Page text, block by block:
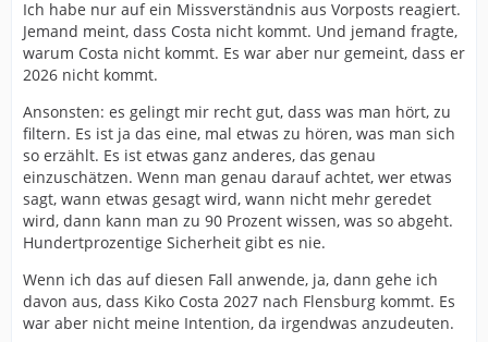
Ich habe nur auf ein Missverständnis aus Vorposts reagiert.
Jemand meint, dass Costa nicht kommt. Und jemand fragte,
warum Costa nicht kommt. Es war aber nur gemeint, dass er
2026 nicht kommt.
Ansonsten: es gelingt mir recht gut, dass was man hört, zu
filtern. Es ist ja das eine, mal etwas zu hören, was man sich
so erzählt. Es ist etwas ganz anderes, das genau
einzuschätzen. Wenn man genau darauf achtet, wer etwas
sagt, wann etwas gesagt wird, wann nicht mehr geredet
wird, dann kann man zu 90 Prozent wissen, was so abgeht.
Hundertprozentige Sicherheit gibt es nie.
Wenn ich das auf diesen Fall anwende, ja, dann gehe ich
davon aus, dass Kiko Costa 2027 nach Flensburg kommt. Es
war aber nicht meine Intention, da irgendwas anzudeuten.